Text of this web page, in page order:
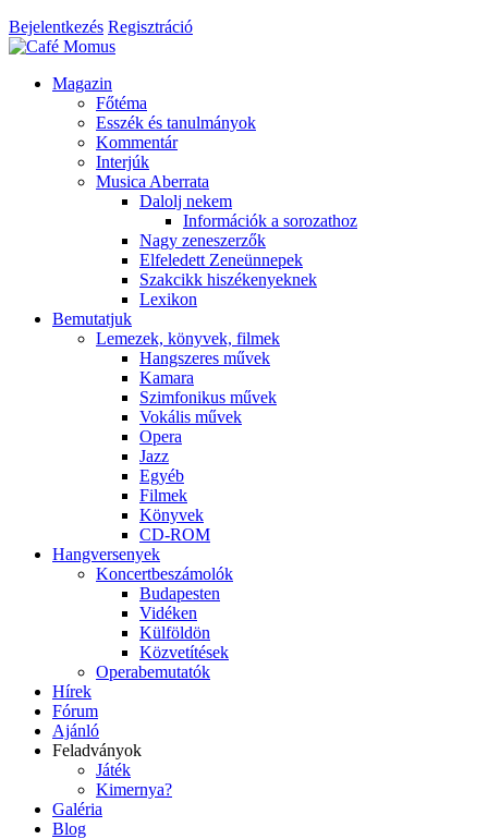
Bejelentkezés Regisztráció
Magazin
Főtéma
Esszék és tanulmányok
Kommentár
Interjúk
Musica Aberrata
Dalolj nekem
Információk a sorozathoz
Nagy zeneszerzők
Elfeledett Zeneünnepek
Szakcikk hiszékenyeknek
Lexikon
Bemutatjuk
Lemezek, könyvek, filmek
Hangszeres művek
Kamara
Szimfonikus művek
Vokális művek
Opera
Jazz
Egyéb
Filmek
Könyvek
CD-ROM
Hangversenyek
Koncertbeszámolók
Budapesten
Vidéken
Külföldön
Közvetítések
Operabemutatók
Hírek
Fórum
Ajánló
Feladványok
Játék
Kimernya?
Galéria
Blog